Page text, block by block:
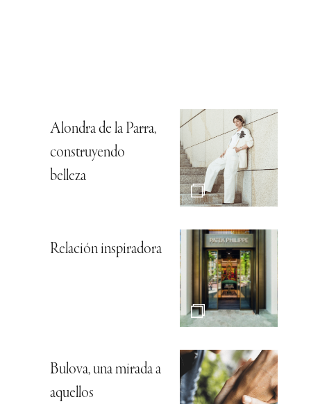
Alondra de la Parra,
construyendo
belleza
Relación inspiradora
Bulova, una mirada a
aquellos